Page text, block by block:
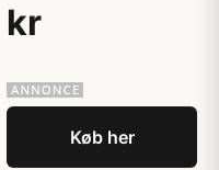
kr
Køb her